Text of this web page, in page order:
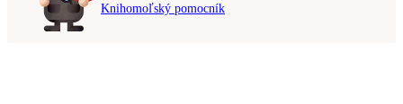
Knihomoľský pomocník